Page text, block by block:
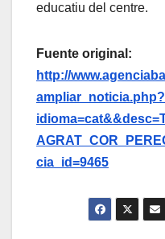
educatiu del centre.
Fuente original:
http://
ampliar_noticia.php?
cia_id=9465